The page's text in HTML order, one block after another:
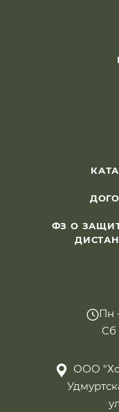
ФЗ О
Пн
Сб
ООО